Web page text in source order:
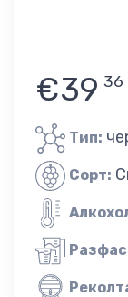
€39 36
Тип:
Сорт: